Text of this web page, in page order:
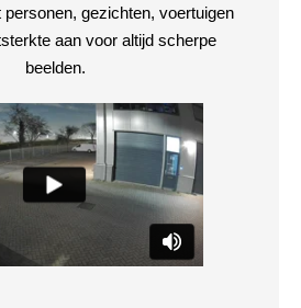
gezichten, voertuigen
aan voor altijd scherpe
beelden.